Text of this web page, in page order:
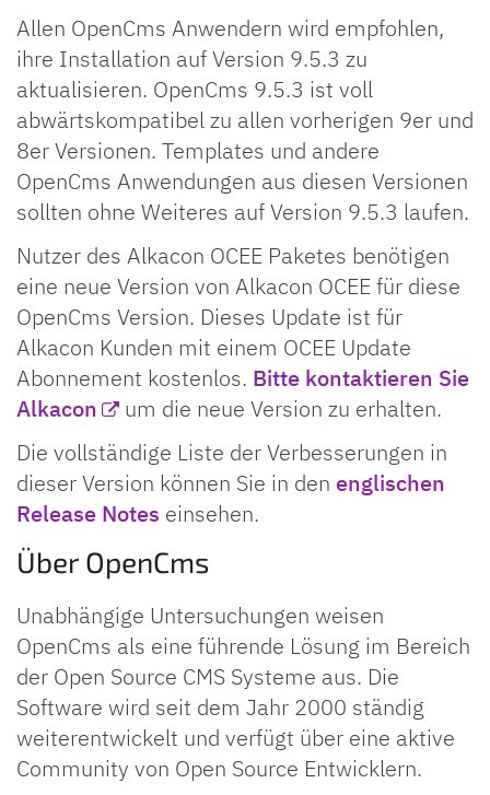
Allen OpenCms Anwendern wird empfohlen,
ihre Installation auf Version 9.5.3 zu
aktualisieren. OpenCms 9.5.3 ist voll
abwärtskompatibel zu allen vorherigen 9er und
8er Versionen. Templates und andere
OpenCms Anwendungen aus diesen Versionen
sollten ohne Weiteres auf Version 9.5.3 laufen.
Nutzer des Alkacon OCEE Paketes benötigen
eine neue Version von Alkacon OCEE für diese
OpenCms Version. Dieses Update ist für
Alkacon Kunden mit einem OCEE Update
Abonnement kostenlos. Bitte kontaktieren Sie
Alkacon
um die neue Version zu erhalten.
Die vollständige Liste der Verbesserungen in
dieser Version können Sie in den englischen
Release Notes einsehen.
Über OpenCms
Unabhängige Untersuchungen weisen
OpenCms als eine führende Lösung im Bereich
der Open Source CMS Systeme aus. Die
Software wird seit dem Jahr 2000 ständig
weiterentwickelt und verfügt über eine aktive
Community von Open Source Entwicklern.